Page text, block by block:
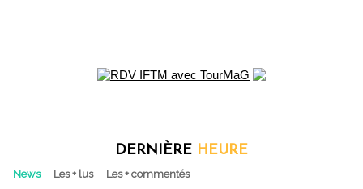
DERNIÈRE HEURE
News Les + lus Les + commentés